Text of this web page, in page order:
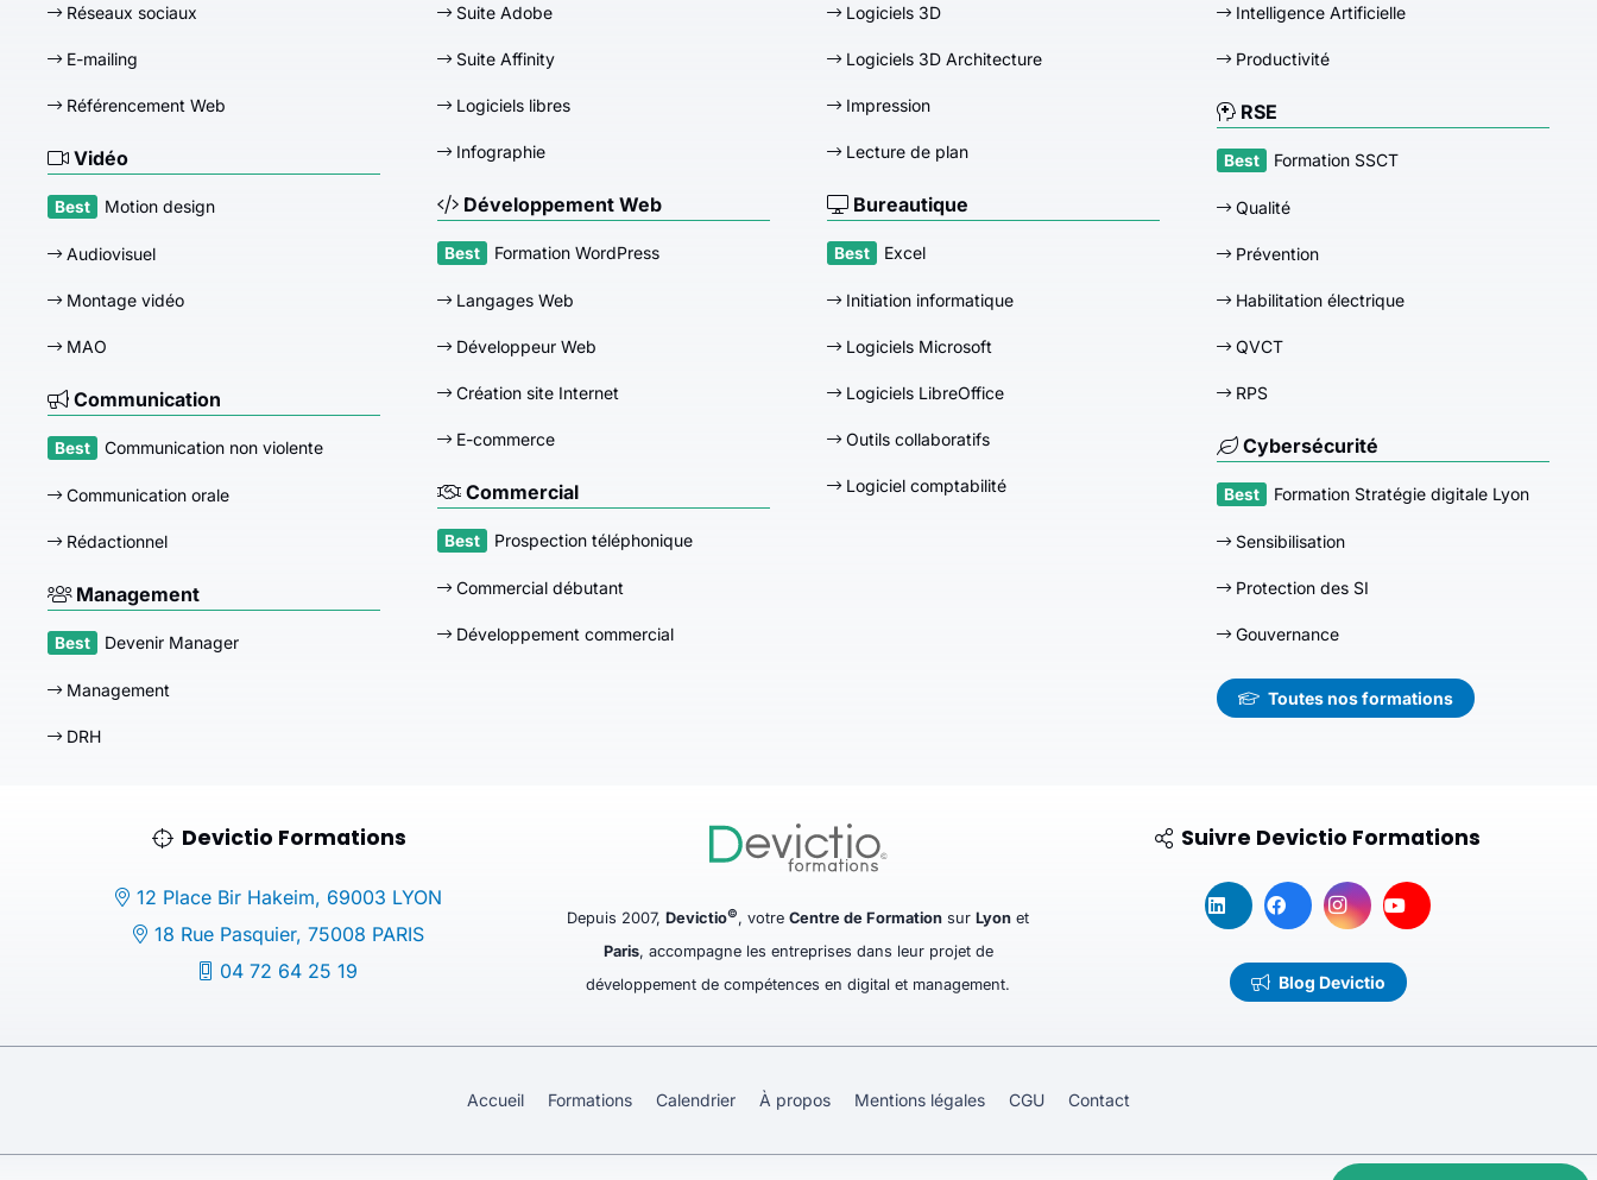
Réseaux sociaux
E-mailing
Référencement Web
Vidéo
Motion design
Audiovisuel
Montage vidéo
MAO
Communication
Communication non violente
Communication orale
Rédactionnel
Management
Devenir Manager
Management
DRH
Suite Adobe
Suite Affinity
Logiciels libres
Infographie
Développement Web
Formation WordPress
Langages Web
Développeur Web
Création site Internet
E-commerce
Commercial
Prospection téléphonique
Commercial débutant
Développement commercial
Logiciels 3D
Logiciels 3D Architecture
Impression
Lecture de plan
Bureautique
Excel
Initiation informatique
Logiciels Microsoft
Logiciels LibreOffice
Outils collaboratifs
Logiciel comptabilité
Intelligence Artificielle
Productivité
RSE
Formation SSCT
Qualité
Prévention
Habilitation électrique
QVCT
RPS
Cybersécurité
Formation Stratégie digitale Lyon
Sensibilisation
Protection des SI
Gouvernance
Toutes nos formations
Devictio Formations
12 Place Bir Hakeim, 69003 LYON
18 Rue Pasquier, 75008 PARIS
04 72 64 25 19
Depuis 2007,Devictio©, votreCentre de Formation surLyon et
Paris, accompagne les entreprises dans leur projet de
développement de compétences en digital et management.
Suivre Devictio Formations
Blog Devictio
Accueil Formations Calendrier À propos Mentions légales CGU Contact